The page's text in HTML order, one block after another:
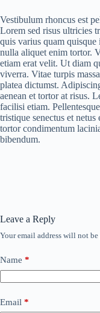
Vestibulum rhoncus est
Lorem sed risus ultricies
quis varius quam
nulla aliquet enim tortor.
etiam erat velit. Ut diam
viverra. Vitae turpis
platea dictumst.
aenean et tortor at risus.
facilisi etiam.
tristique senectus et
tortor condimentum
bibendum.
Leave a Reply
Your email address will not
Name *
Email *